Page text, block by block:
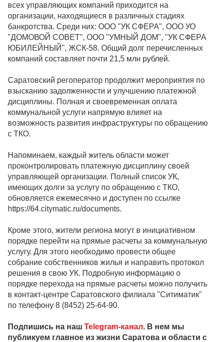
всех управляющих компаний приходится на
организации, находящиеся в различных стадиях
банкротства. Среди них: ООО "УК СФЕРА", ООО УО
"ДОМОВОЙ СОВЕТ", ООО "УМНЫЙ ДОМ", "УК СФЕРА
ЮБИЛЕЙНЫЙ", ЖСК-58. Общий долг перечисленных
компаний составляет почти 21,5 млн рублей.
Саратовский регоператор продолжит мероприятия по
взысканию задолженности и улучшению платежной
дисциплины. Полная и своевременная оплата
коммунальной услуги напрямую влияет на
возможность развития инфраструктуры по обращению
с ТКО.
Напоминаем, каждый житель области может
проконтролировать платежную дисциплину своей
управляющей организации. Полный список УК,
имеющих долги за услугу по обращению с ТКО,
обновляется ежемесячно и доступен по ссылке
https://64.citymatic.ru/documents.
Кроме этого, жители региона могут в инициативном
порядке перейти на прямые расчеты за коммунальную
услугу. Для этого необходимо провести общее
собрание собственников жилья и направить протокол
решения в свою УК. Подробную информацию о
порядке перехода на прямые расчеты можно получить
в контакт-центре Саратовского филиала "Ситиматик"
по телефону 8 (8452) 25-64-90.
Подпишись на наш Telegram-канал. В нем мы
публикуем главное из жизни Саратова и области с